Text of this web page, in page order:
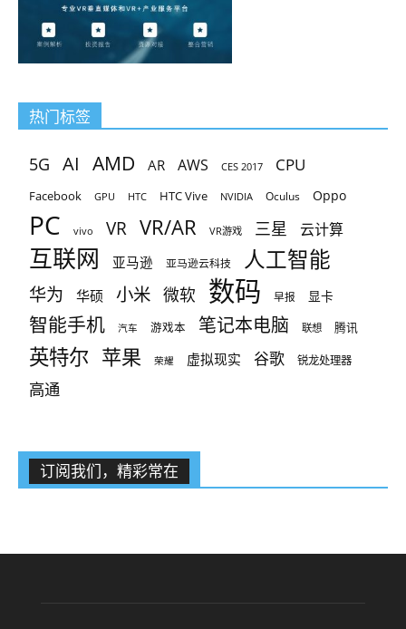
热门标签
5G AI AMD AR AWS CES 2017 CPU
Facebook GPU HTC HTC Vive NVIDIA Oculus Oppo
PC vivo VR VR/AR VR游戏 三星 云计算
互联网 亚马逊 亚马逊云科技 人工智能
华为 华硕 小米 微软 数码 早报 显卡
智能手机 汽车 游戏本 笔记本电脑 联想 腾讯
英特尔 苹果 荣耀 虚拟现实 谷歌 锐龙处理器
高通
订阅我们，精彩常在